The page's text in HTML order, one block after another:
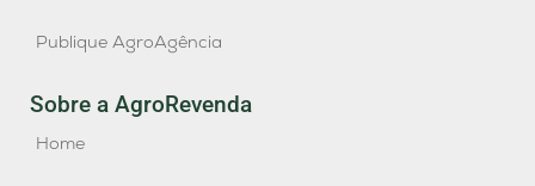
Publique AgroAgência
Sobre a AgroRevenda
Home